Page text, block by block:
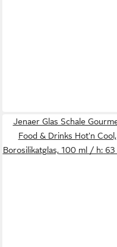
Jenaer Glas Schale
Food & Drinks Hot'n Cool,
Borosilikatglas, 100 ml / h: 63